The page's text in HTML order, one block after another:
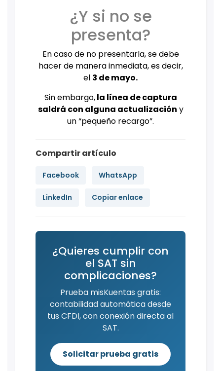
¿Y si no se
presenta?
En caso de no presentarla, se debe
hacer de manera inmediata, es decir,
el 3 de mayo.
Sin embargo,la línea de captura
saldrá con alguna actualización y
un “pequeño recargo”.
Compartir artículo
Facebook WhatsApp
LinkedIn Copiar enlace
¿Quieres cumplir con
el SAT sin
complicaciones?
Prueba misKuentas gratis:
contabilidad automática desde
tus CFDI, con conexión directa al
SAT.
Solicitar prueba gratis